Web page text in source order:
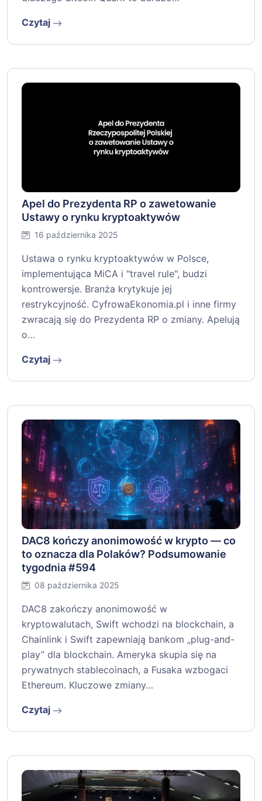
Czytaj
Apel do Prezydenta RP o zawetowanie
Ustawy o rynku kryptoaktywów
16 października 2025
Ustawa o rynku kryptoaktywów w Polsce,
implementująca MiCA i "travel rule", budzi
kontrowersje. Branża krytykuje jej
restrykcyjność. CyfrowaEkonomia.pl i inne firmy
zwracają się do Prezydenta RP o zmiany. Apelują
o…
Czytaj
DAC8 kończy anonimowość w krypto — co
to oznacza dla Polaków? Podsumowanie
tygodnia #594
08 października 2025
DAC8 zakończy anonimowość w
kryptowalutach, Swift wchodzi na blockchain, a
Chainlink i Swift zapewniają bankom „plug-and-
play” dla blockchain. Ameryka skupia się na
prywatnych stablecoinach, a Fusaka wzbogaci
Ethereum. Kluczowe zmiany…
Czytaj